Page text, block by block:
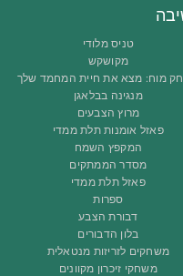
טניס מלודי
מקושקש
מוח: מצא את חיית המחמד שלך
מנגינה בבלאגן
מרוץ הצבעים
פאזל אומנות תלת ממדי
המקפץ השמח
מסדר הממתקים
פאזל תלת ממדי
ספרות
דבורת הצבע
בלון הדבורים
משחקים לזריזות מנטאלית
משחקי זיכרון מקוונים